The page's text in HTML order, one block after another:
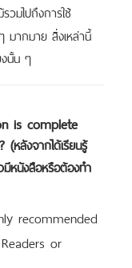
วมไปถึงการใช้
มากมาย สิ่งเหล่านี้
งนั้น ๆ
is complete
(หลังจากได้เรียนรู้
มีหนังสือหรือต้องทำ
recommended
or